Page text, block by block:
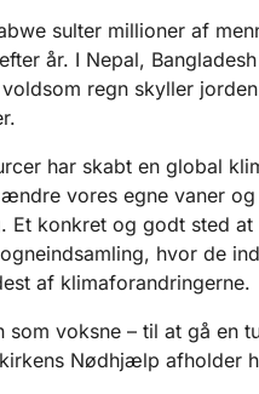
sulter millioner af
år. I Nepal,
regn skyller
har skabt en global
vores egne vaner
Et konkret og godt sted at
hvor de
af klimaforandringerne.
voksne – til at gå en
Nødhjælp afholder